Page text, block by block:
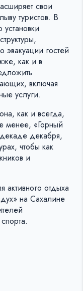
свои
туристов. В
эвакуации гостей
как и в
включая
услуги.
как и всегда,
менее, «Горный
декабря,
чтобы как
и
отдыха
на Сахалине